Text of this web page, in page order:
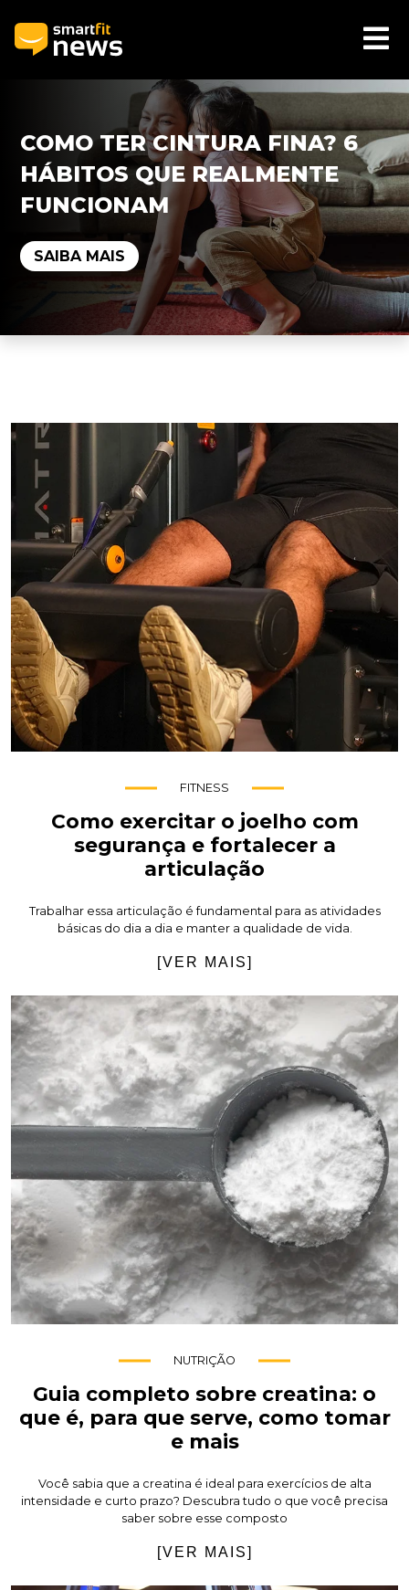
COMO TER CINTURA FINA? 6
HÁBITOS QUE REALMENTE
FUNCIONAM
SAIBA MAIS
FITNESS
Como exercitar o joelho com
segurança e fortalecer a
articulação
Trabalhar essa articulação é fundamental para as atividades
básicas do dia a dia e manter a qualidade de vida.
[VER MAIS]
NUTRIÇÃO
Guia completo sobre creatina: o
que é, para que serve, como tomar
e mais
Você sabia que a creatina é ideal para exercícios de alta
intensidade e curto prazo? Descubra tudo o que você precisa
saber sobre esse composto
[VER MAIS]